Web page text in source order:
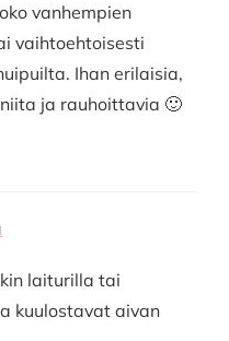
vanhempien
vaihtoehtoisesti
Ihan erilaisia,
ja rauhoittavia 🙂
laiturilla tai
kuulostavat aivan